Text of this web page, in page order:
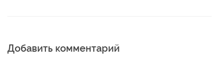
Добавить комментарий